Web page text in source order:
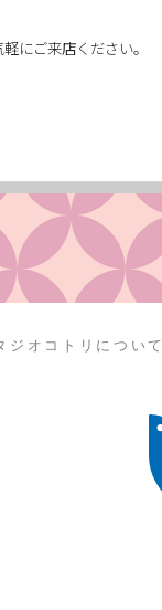
にご来店ください。
ジオコトリについて